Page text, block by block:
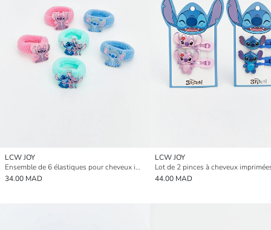
LCW JOY
Ensemble de 6 élastiques pour cheveux imprimés Lilo et Stitch pour filles
34.00 MAD
LCW JOY
44.00 MAD